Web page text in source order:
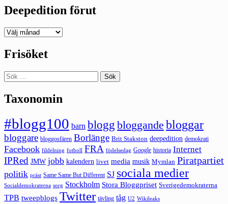
Deepedition förut
Deepedition
Frisöket
Sök
efter:
Taxonomin
#blogg100 barn blogg bloggande bloggar
bloggare bloggosfären Borlänge Brit Stakston deepedition demokrati
Facebook fildelning fotboll FRA födelsedag Google historia Internet
IPRed JMW jobb kalendern livet media musik Mymlan Piratpartiet
politik präst Same Same But Different SJ sociala medier
Socialdemokraterna sorg Stockholm Stora Bloggpriset Sverigedemokraterna
TPB tweepblogs Twitter tävling tåg U2 Wikileaks